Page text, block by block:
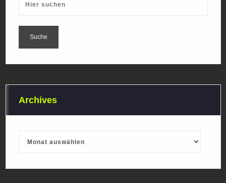
Archives